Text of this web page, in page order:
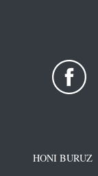
HONI BURUZ